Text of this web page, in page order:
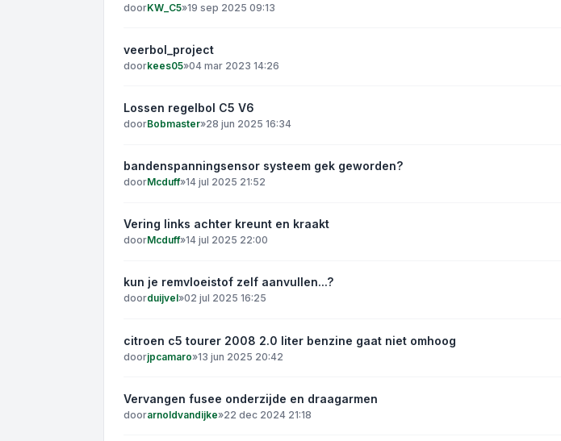
doorKW_C5»19 sep 2025 09:13
veerbol_project
doorkees05»04 mar 2023 14:26
Lossen regelbol C5 V6
doorBobmaster»28 jun 2025 16:34
bandenspanningsensor systeem gek geworden?
doorMcduff»14 jul 2025 21:52
Vering links achter kreunt en kraakt
doorMcduff»14 jul 2025 22:00
kun je remvloeistof zelf aanvullen...?
doorduijvel»02 jul 2025 16:25
citroen c5 tourer 2008 2.0 liter benzine gaat niet omhoog
doorjpcamaro»13 jun 2025 20:42
Vervangen fusee onderzijde en draagarmen
doorarnoldvandijke»22 dec 2024 21:18